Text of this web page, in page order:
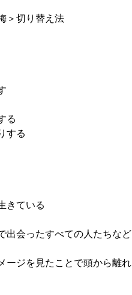
＞切り替え法
る
する
ている
会ったすべての人たちなど
ージを見たことで頭から離れ